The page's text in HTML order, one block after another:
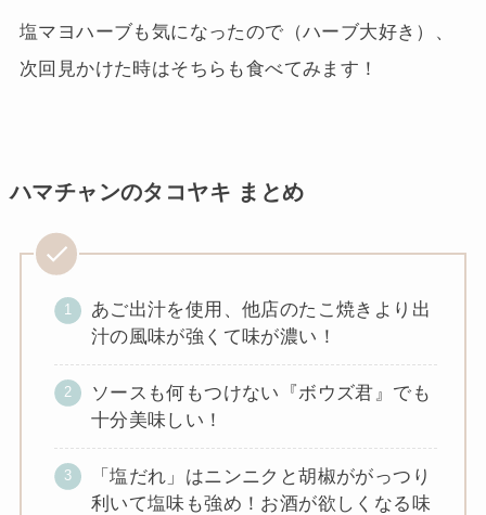
塩マヨハーブも気になったので（ハーブ大好き）、
次回見かけた時はそちらも食べてみます！
ハマチャンのタコヤキ まとめ
あご出汁を使用、他店のたこ焼きより出
汁の風味が強くて味が濃い！
ソースも何もつけない『ボウズ君』でも
十分美味しい！
「塩だれ」はニンニクと胡椒ががっつり
利いて塩味も強め！お酒が欲しくなる味